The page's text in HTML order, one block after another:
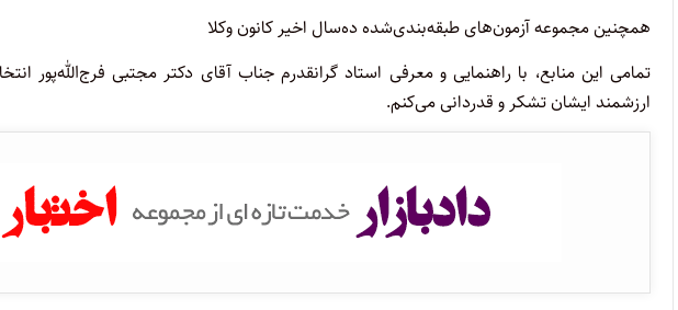
همچنین مجموعه آزمون‌های طبقه‌بندی‌شده ده‌سال اخیر کانون وکلا
تمامی این منابع، با راهنمایی و معرفی استاد گرانقدرم جناب آقای دکتر مجتبی فرج‌الله‌پور
ارزشمند ایشان تشکر و قدردانی می‌کنم.